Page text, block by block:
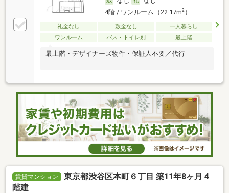
4階 / ワンルーム（22.17m2）
礼金なし 敷金なし
一人暮らし
ワンルーム
バス・トイレ別 最上階
最上階・デザイナーズ物件・保証人不要／代行
賃貸マンション
東京都渋谷区本町６丁目 築11年8ヶ月 4
階建